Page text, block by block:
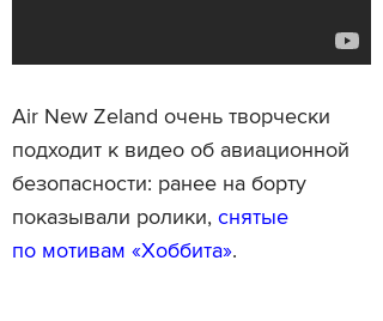
Air New Zeland очень творчески
подходит к видео об авиационной
безопасности: ранее на борту
показывали ролики, снятые
по мотивам «Хоббита».